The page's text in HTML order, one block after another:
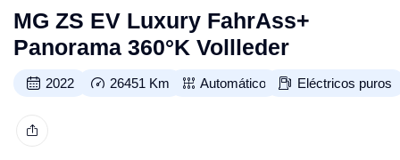
MG ZS EV Luxury FahrAss+
Panorama 360°K Vollleder
2022 26451 Km Automático Eléctricos puros